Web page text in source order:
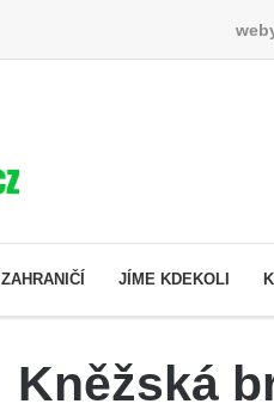
ZAHRANIČÍ JÍME KDEKOLI
Kněžská